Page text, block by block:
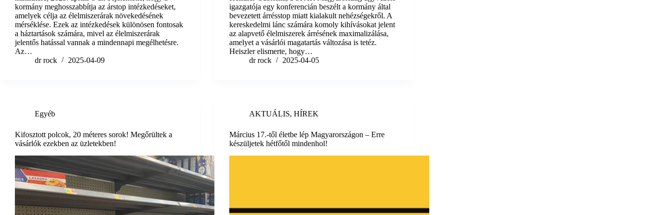
kormány meghosszabbítja az árstop intézkedéseket,
amelyek célja az élelmiszerárak növekedésének
mérséklése. Ezek az intézkedések különösen fontosak
a háztartások számára, mivel az élelmiszerárak
jelentős hatással vannak a mindennapi megélhetésre.​
Az…
dr rock
2025-04-09
igazgatója egy konferencián beszélt a kormány által
bevezetett árrésstop miatt kialakult nehézségekről. A
kereskedelmi lánc számára komoly kihívásokat jelent
az alapvető élelmiszerek árrésének maximalizálása,
amelyet a vásárlói magatartás változása is tetéz.
Heiszler elismerte, hogy…
dr rock
2025-04-05
Egyéb
Kifosztott polcok, 20 méteres sorok! Megőrültek a
vásárlók ezekben az üzletekben!
AKTUÁLIS,HÍREK
Március 17.-től életbe lép Magyarországon – Erre
készüljetek hétfőtől mindenhol!